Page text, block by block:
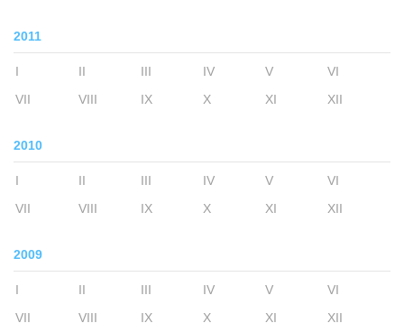
2011
I II III IV V
VI
VII
VIII IX X XI XII
2010
I II III IV V
VI
VII
VIII IX X XI XII
2009
I II III IV V
VI
VII
VIII IX X XI XII